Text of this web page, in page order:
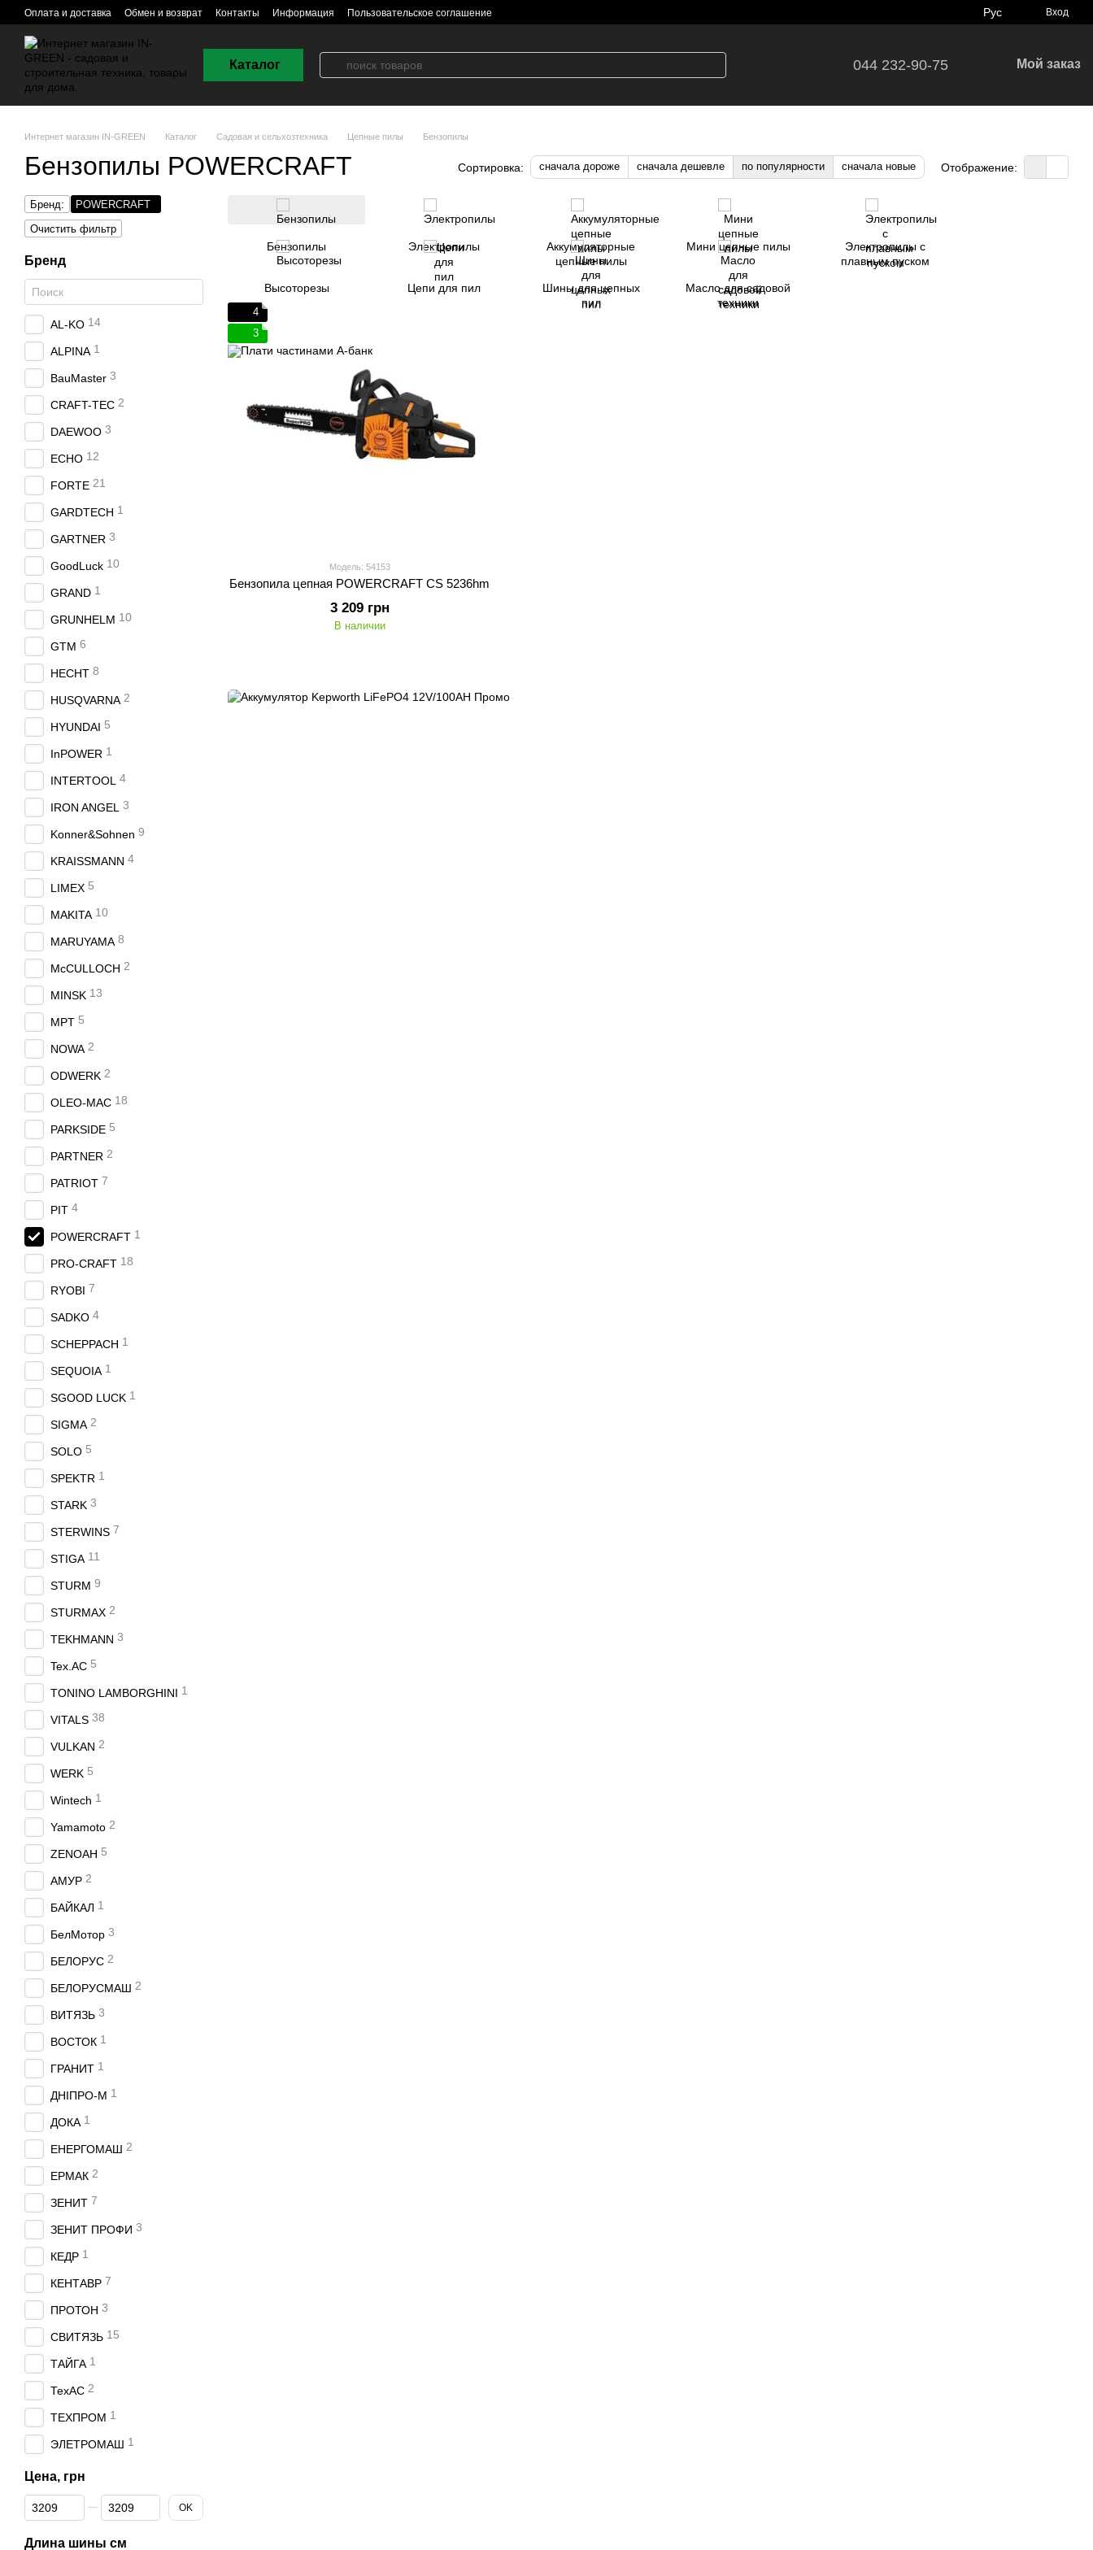
Перейти к основному контенту
Оплата и доставка Обмен и возврат Контакты Информация Пользовательское соглашение Рус Вход
Каталог 044 232-90-75 Мой заказ
Интернет магазин IN-GREEN Каталог Садовая и сельхозтехника Цепные пилы Бензопилы
Бензопилы POWERCRAFT Сортировка: сначала дороже сначала дешевле по популярности сначала новые Отображение:
Бензопилы Электропилы
Аккумуляторные
цепные пилы
Мини цепные пилы
Электропилы с
плавным пуском
Высоторезы Цепи для пил
Шины для цепных
пил
Масло для садовой
техники
4
3
Модель: 54153
Бензопила цепная POWERCRAFT CS 5236hm
3 209 грн
В наличии
Бренд:
POWERCRAFT
Очистить фильтр
Бренд
AL-KO 14
ALPINA 1
BauMaster 3
CRAFT-TEC 2
DAEWOO 3
ECHO 12
FORTE 21
GARDTECH 1
GARTNER 3
GoodLuck 10
GRAND 1
GRUNHELM 10
GTM 6
HECHT 8
HUSQVARNA 2
HYUNDAI 5
InPOWER 1
INTERTOOL 4
IRON ANGEL 3
Konner&Sohnen 9
KRAISSMANN 4
LIMEX 5
MAKITA 10
MARUYAMA 8
McCULLOCH 2
MINSK 13
MPT 5
NOWA 2
ODWERK 2
OLEO-MAC 18
PARKSIDE 5
PARTNER 2
PATRIOT 7
PIT 4
POWERCRAFT 1
PRO-CRAFT 18
RYOBI 7
SADKO 4
SCHEPPACH 1
SEQUOIA 1
SGOOD LUCK 1
SIGMA 2
SOLO 5
SPEKTR 1
STARK 3
STERWINS 7
STIGA 11
STURM 9
STURMAX 2
TEKHMANN 3
Tex.AC 5
TONINO LAMBORGHINI 1
VITALS 38
VULKAN 2
WERK 5
Wintech 1
Yamamoto 2
ZENOAH 5
АМУР 2
БАЙКАЛ 1
БелМотор 3
БЕЛОРУС 2
БЕЛОРУСМАШ 2
ВИТЯЗЬ 3
ВОСТОК 1
ГРАНИТ 1
ДНIПРО-М 1
ДОКА 1
ЕНЕРГОМАШ 2
ЕРМАК 2
ЗЕНИТ 7
ЗЕНИТ ПРОФИ 3
КЕДР 1
КЕНТАВР 7
ПРОТОН 3
СВИТЯЗЬ 15
ТАЙГА 1
ТехАС 2
ТЕХПРОМ 1
ЭЛЕТРОМАШ 1
Цена, грн
От Цена, грн
До Цена, грн OK
Длина шины см